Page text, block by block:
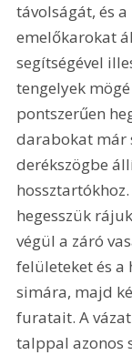
távolságát, és
emelőkarokat
segítségével
tengelyek
pontszerűen
darabokat már
derékszögbe
hegesszük
végül a záró
felületeket és a
simára, majd
furatait. A
talppal azonos